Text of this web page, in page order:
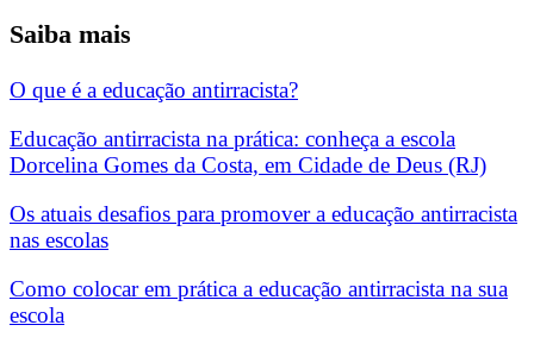
Saiba mais
O que é a educação antirracista?
Educação antirracista na prática: conheça a escola
Dorcelina Gomes da Costa, em Cidade de Deus (RJ)
Os atuais desafios para promover a educação antirracista
nas escolas
Como colocar em prática a educação antirracista na sua
escola